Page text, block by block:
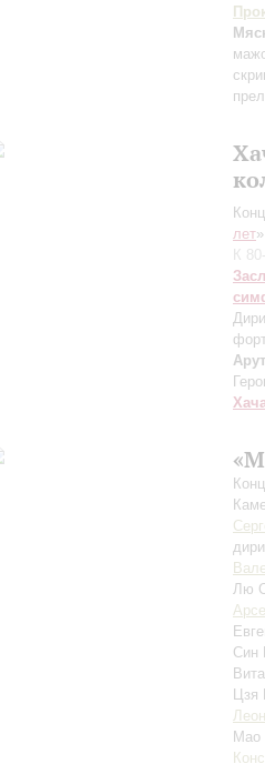
лет»
К
Лю
Цзя
Мао